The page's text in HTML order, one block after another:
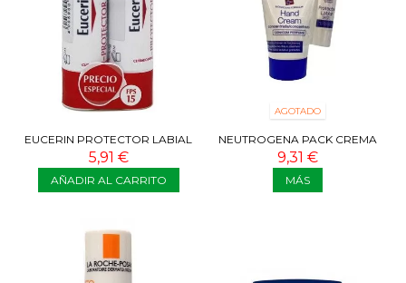
EUCERIN PROTECTOR LABIAL
SPF20 DUPLO
5,91 €
AÑADIR AL CARRITO
AGOTADO
NEUTROGENA PACK CREMA
MANOS + LABIAL
9,31 €
MÁS